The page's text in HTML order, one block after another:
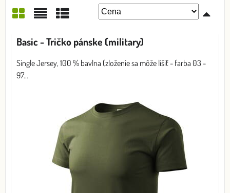
Mriežka
Basic - Tričko pánske (military)
Single Jersey, 100 % bavlna (zloženie sa môže líšiť - farba 03 -
97...